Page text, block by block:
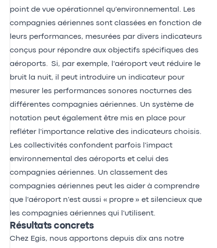
point de vue opérationnel qu'environnemental. Les
compagnies aériennes sont classées en fonction de
leurs performances, mesurées par divers indicateurs
conçus pour répondre aux objectifs spécifiques des
aéroports. Si, par exemple, l'aéroport veut réduire le
bruit la nuit, il peut introduire un indicateur pour
mesurer les performances sonores nocturnes des
différentes compagnies aériennes. Un système de
notation peut également être mis en place pour
refléter l'importance relative des indicateurs choisis.
Les collectivités confondent parfois l'impact
environnemental des aéroports et celui des
compagnies aériennes. Un classement des
compagnies aériennes peut les aider à comprendre
que l'aéroport n'est aussi « propre » et silencieux que
les compagnies aériennes qui l'utilisent.
Résultats concrets
Chez Egis, nous apportons depuis dix ans notre